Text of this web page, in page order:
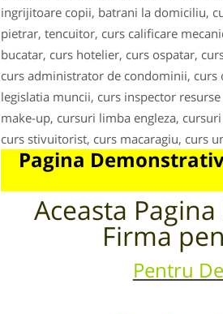
ingrijitoare copii, batrani la domiciliu,
pietrar, tencuitor, curs calificare
bucatar, curs hotelier, curs ospatar,
curs administrator de condominii,
legislatia muncii, curs inspector
make-up, cursuri limba engleza,
curs stivuitorist, curs macaragiu, curs
Pagina
Aceasta
Firma
Pentru